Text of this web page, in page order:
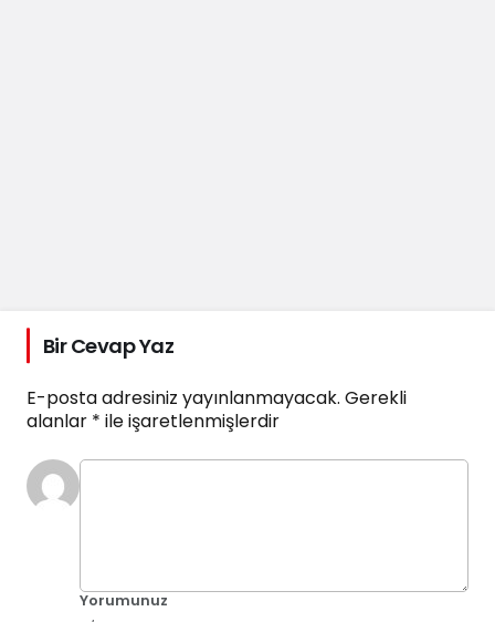
Bir Cevap Yaz
E-posta adresiniz yayınlanmayacak. Gerekli
alanlar * ile işaretlenmişlerdir
Yorumunuz